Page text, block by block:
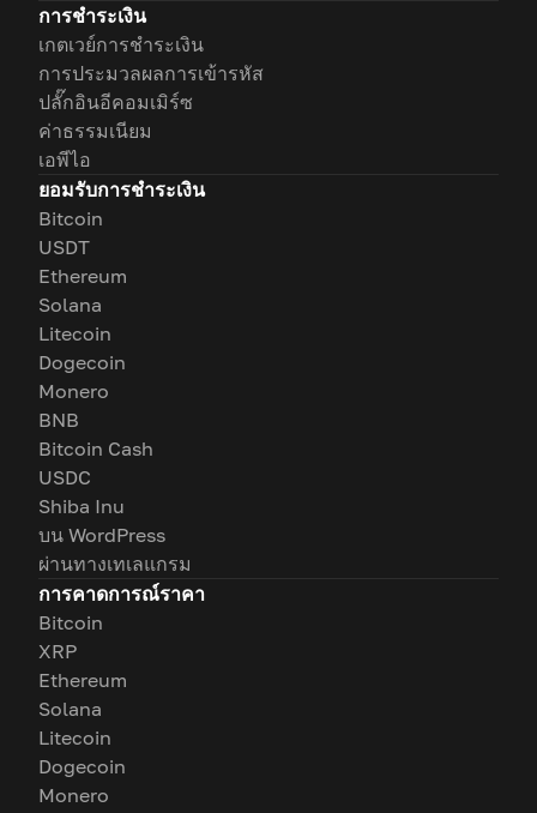
การชำระเงิน
เกตเวย์การชำระเงิน
การประมวลผลการเข้ารหัส
ปลั๊กอินอีคอมเมิร์ซ
ค่าธรรมเนียม
เอพีไอ
ยอมรับการชำระเงิน
Bitcoin
USDT
Ethereum
Solana
Litecoin
Dogecoin
Monero
BNB
Bitcoin Cash
USDC
Shiba Inu
บน WordPress
ผ่านทางเทเลแกรม
การคาดการณ์ราคา
Bitcoin
XRP
Ethereum
Solana
Litecoin
Dogecoin
Monero